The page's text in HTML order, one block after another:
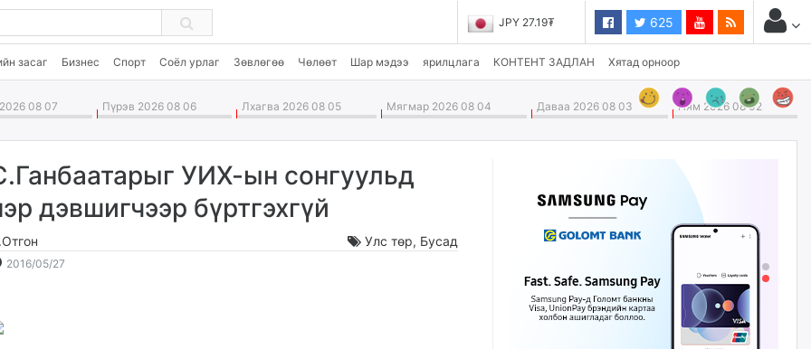
JPY 27.19₮ 625
засаг Бизнес Спорт Соёл урлаг Зөвлөгөө Чөлөөт Шар мэдээ ярилцлага КОНТЕНТ ЗАДЛАН Хятад орноор
08 07 Пүрэв 2026 08 06 Лхагва 2026 08 05 Мягмар 2026 08 04 Даваа 2026 08 03 Ням 2026 08 02
УИХ-ын сонгуульд
дэвшигчээр бүртгэхгүй
Улс төр, Бусад
2016/05/27